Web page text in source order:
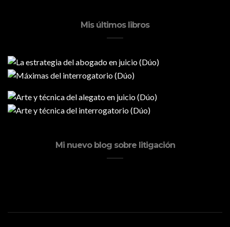
Mis últimos libros
Mi nuevo blog sobre litigación